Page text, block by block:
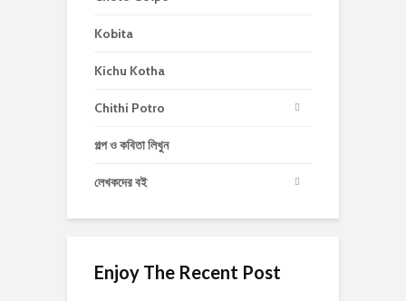
Kobita
Kichu Kotha
Chithi Potro
গল্প ও কবিতা লিখুন
লেখকদের বই
Enjoy The Recent Post